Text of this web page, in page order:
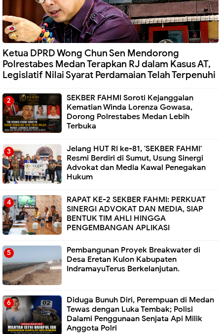
Ketua DPRD Wong Chun Sen Mendorong
Polrestabes Medan Terapkan RJ dalam Kasus AT,
Legislatif Nilai Syarat Perdamaian Telah Terpenuhi
SEKBER FAHMI Soroti Kejanggalan
Kematian Winda Lorenza Gowasa,
Dorong Polrestabes Medan Lebih
Terbuka
Jelang HUT RI ke-81, 'SEKBER FAHMI'
Resmi Berdiri di Sumut, Usung Sinergi
Advokat dan Media Kawal Penegakan
Hukum
RAPAT KE-2 SEKBER FAHMI: PERKUAT
SINERGI ADVOKAT DAN MEDIA, SIAP
BENTUK TIM AHLI HINGGA
PENGEMBANGAN APLIKASI
Pembangunan Proyek Breakwater di
Desa Eretan Kulon Kabupaten
IndramayuTerus Berkelanjutan.
Diduga Bunuh Diri, Perempuan di Medan
Tewas dengan Luka Tembak; Polisi
Dalami Penggunaan Senjata Api Milik
Anggota Polri